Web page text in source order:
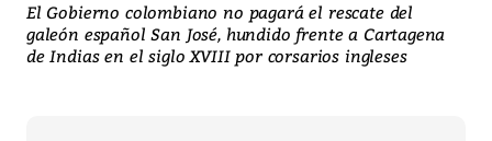
El Gobierno colombiano no pagará el rescate del
galeón español San José, hundido frente a Cartagena
de Indias en el siglo XVIII por corsarios ingleses